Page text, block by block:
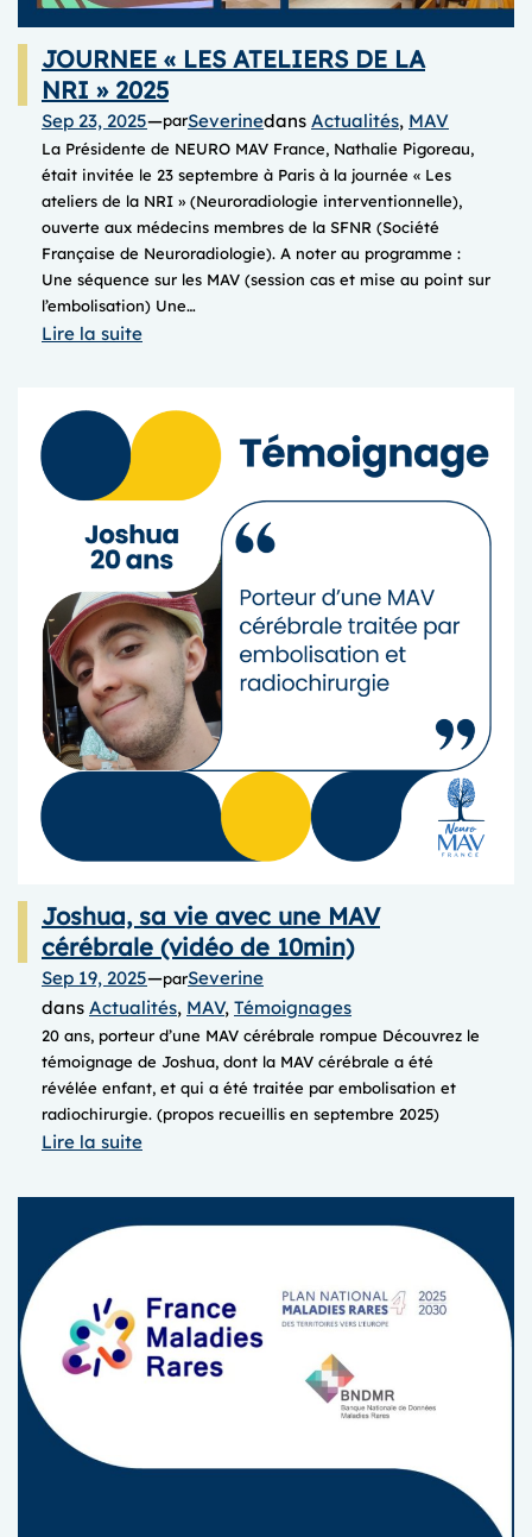
JOURNEE « LES ATELIERS DE LA
NRI » 2025
Sep 23, 2025—parSeverinedans Actualités, MAV
La Présidente de NEURO MAV France, Nathalie Pigoreau,
était invitée le 23 septembre à Paris à la journée « Les
ateliers de la NRI » (Neuroradiologie interventionnelle),
ouverte aux médecins membres de la SFNR (Société
Française de Neuroradiologie). A noter au programme :
Une séquence sur les MAV (session cas et mise au point sur
l’embolisation) Une…
Lire la suite:
ATELIERS
2025
Joshua, sa vie avec une MAV
cérébrale (vidéo de 10min)
Sep 19, 2025—parSeverine
dans Actualités, MAV, Témoignages
20 ans, porteur d’une MAV cérébrale rompue Découvrez le
témoignage de Joshua, dont la MAV cérébrale a été
révélée enfant, et qui a été traitée par embolisation et
radiochirurgie. (propos recueillis en septembre 2025)
Lire la suite:
sa
vie
MAV
cérébrale
(vidéo